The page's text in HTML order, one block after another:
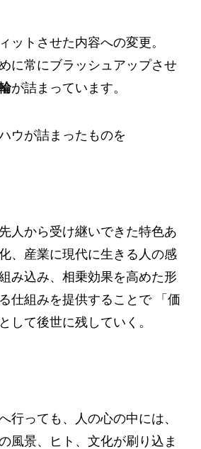
ットさせた内容への変更。
に常にブラッシュアップさせ
が詰まっています。
ウが詰まったものを
人から受け継いできた特色あ
、産業に現代に生きる人の感
み込み、相乗効果を高めた形
仕組みを提供することで 「価
して後世に残していく。
行っても、人の心の中には、
風景、ヒト、文化が刷り込ま